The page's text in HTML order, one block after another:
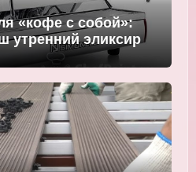
«кофе с собой»:
утренний эликсир